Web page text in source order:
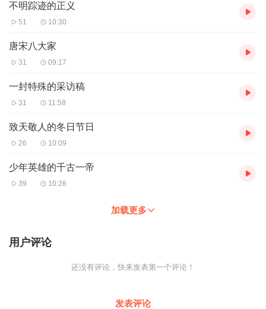
不明踪迹的正义
51 10:30
唐宋八大家
31 09:17
一封特殊的采访稿
31 11:58
致天敬人的冬日节日
26 10:09
少年英雄的千古一帝
39 10:28
加载更多
用户评论
还没有评论，快来发表第一个评论！
发表评论